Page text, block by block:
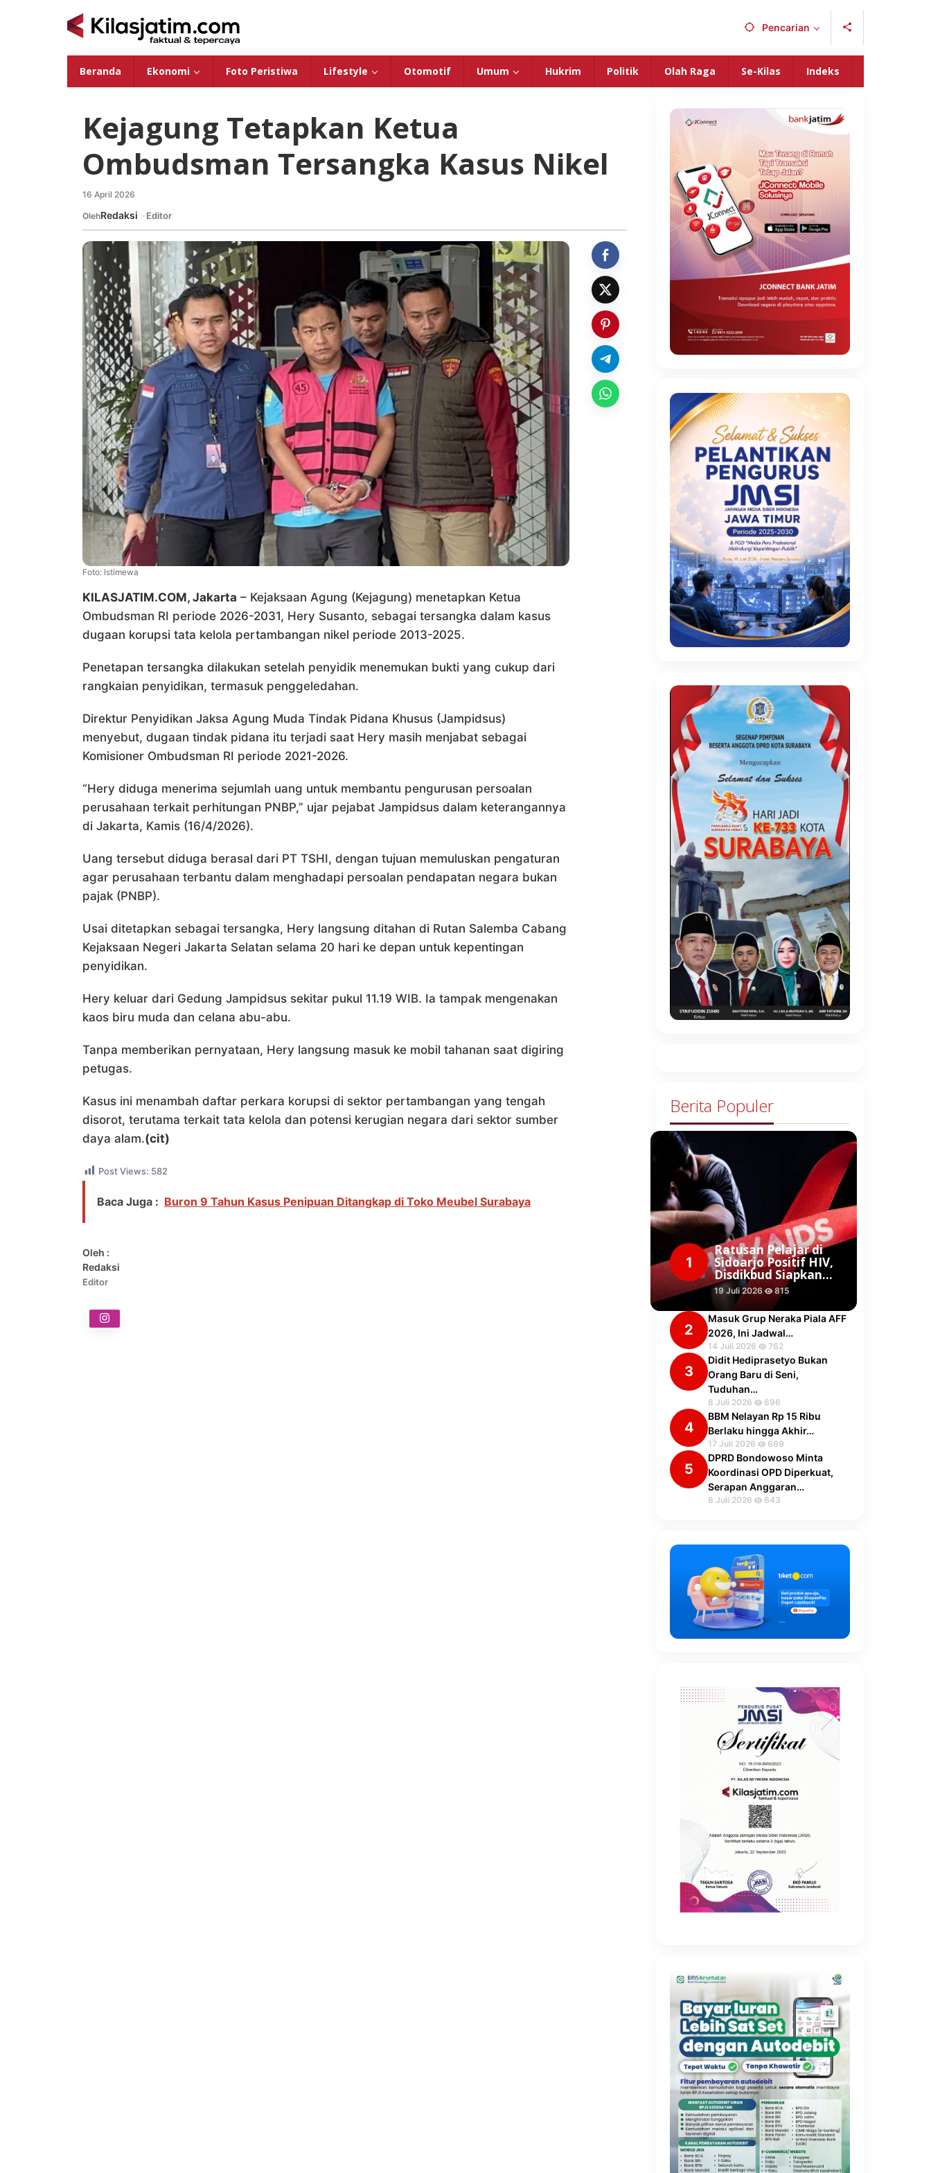
Pencarian
Beranda Ekonomi Foto Peristiwa Lifestyle Otomotif Umum Hukrim Politik Olah Raga Se-Kilas Indeks
Kejagung Tetapkan Ketua
Ombudsman Tersangka Kasus Nikel
16 April 2026
OlehRedaksi Editor
Foto: Istimewa
KILASJATIM.COM, Jakarta – Kejaksaan Agung (Kejagung) menetapkan Ketua
Ombudsman RI periode 2026-2031, Hery Susanto, sebagai tersangka dalam kasus
dugaan korupsi tata kelola pertambangan nikel periode 2013-2025.
Penetapan tersangka dilakukan setelah penyidik menemukan bukti yang cukup dari
rangkaian penyidikan, termasuk penggeledahan.
Direktur Penyidikan Jaksa Agung Muda Tindak Pidana Khusus (Jampidsus)
menyebut, dugaan tindak pidana itu terjadi saat Hery masih menjabat sebagai
Komisioner Ombudsman RI periode 2021-2026.
“Hery diduga menerima sejumlah uang untuk membantu pengurusan persoalan
perusahaan terkait perhitungan PNBP,” ujar pejabat Jampidsus dalam keterangannya
di Jakarta, Kamis (16/4/2026).
Uang tersebut diduga berasal dari PT TSHI, dengan tujuan memuluskan pengaturan
agar perusahaan terbantu dalam menghadapi persoalan pendapatan negara bukan
pajak (PNBP).
Usai ditetapkan sebagai tersangka, Hery langsung ditahan di Rutan Salemba Cabang
Kejaksaan Negeri Jakarta Selatan selama 20 hari ke depan untuk kepentingan
penyidikan.
Hery keluar dari Gedung Jampidsus sekitar pukul 11.19 WIB. Ia tampak mengenakan
kaos biru muda dan celana abu-abu.
Tanpa memberikan pernyataan, Hery langsung masuk ke mobil tahanan saat digiring
petugas.
Kasus ini menambah daftar perkara korupsi di sektor pertambangan yang tengah
disorot, terutama terkait tata kelola dan potensi kerugian negara dari sektor sumber
daya alam.(cit)
Post Views: 582
Baca Juga : Buron 9 Tahun Kasus Penipuan Ditangkap di Toko Meubel Surabaya
Oleh :
Redaksi
Editor
Berita Populer
1
Ratusan Pelajar di
Sidoarjo Positif HIV,
Disdikbud Siapkan…
19 Juli 2026 815
2
Masuk Grup Neraka Piala AFF
2026, Ini Jadwal…
14 Juli 2026 762
3
Didit Hediprasetyo Bukan
Orang Baru di Seni,
Tuduhan…
8 Juli 2026 696
4
BBM Nelayan Rp 15 Ribu
Berlaku hingga Akhir…
17 Juli 2026 669
5
DPRD Bondowoso Minta
Koordinasi OPD Diperkuat,
Serapan Anggaran…
8 Juli 2026 643